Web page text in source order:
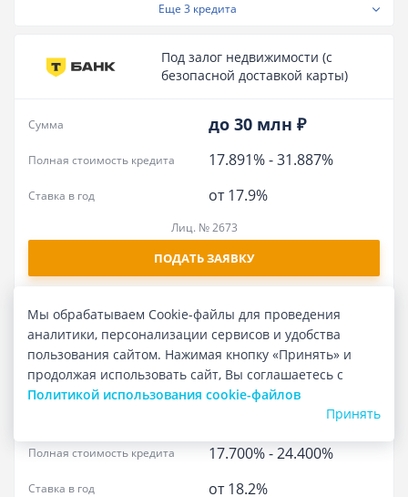
Еще 3 кредита
Под залог недвижимости (с
безопасной доставкой карты)
до 30 млн ₽
Сумма
17.891%-31.887%
Полная стоимость кредита
от 17.9%
Ставка в год
Лиц. № 2673
ПОДАТЬ ЗАЯВКУ
Еще 1 кредит
Зарплатный
17.700%-24.400%
Полная стоимость кредита
от 18.2%
Ставка в год
Мы обрабатываем Cookie-файлы для проведения
аналитики, персонализации сервисов и удобства
пользования сайтом. Нажимая кнопку «Принять» и
продолжая использовать сайт, Вы соглашаетесь с
Политикой использования cookie-файлов
Принять